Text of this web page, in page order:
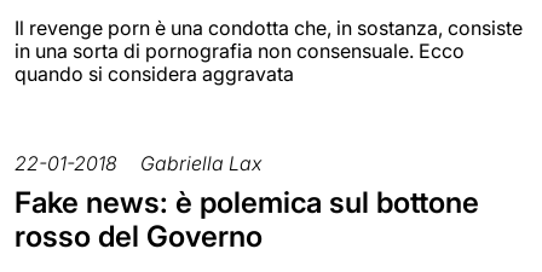
Il revenge porn è una condotta che, in sostanza, consiste
in una sorta di pornografia non consensuale. Ecco
quando si considera aggravata
22-01-2018 Gabriella Lax
Fake news: è polemica sul bottone
rosso del Governo